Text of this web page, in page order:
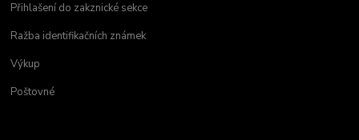
Přihlašení do zakznické sekce
Ražba identifikačních známek
Výkup
Poštovné